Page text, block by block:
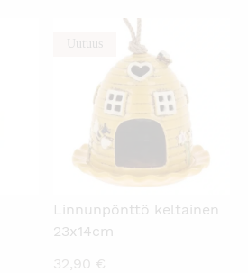
UutuusKATSO PIKANÄKYMÄ
Linnunpönttö keltainen
23x14cm
32,90 €